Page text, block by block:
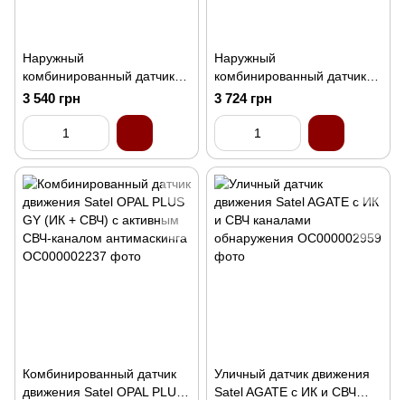
Наружный
комбинированный датчик
движения Satel OPAL
3 540 грн
Наружный
комбинированный датчик
Satel OPAL PLUS
3 724 грн
Комбинированный датчик
движения Satel OPAL PLUS
Уличный датчик движения
Satel AGATE с ИК и СВЧ